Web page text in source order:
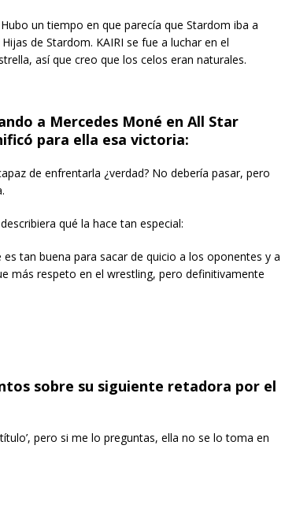
un tiempo en que parecía que Stardom iba a
de Stardom. KAIRI se fue a luchar en el
así que creo que los celos eran naturales.
a Mercedes Moné en All Star
para ella esa victoria:
de enfrentarla ¿verdad? No debería pasar, pero
qué la hace tan especial:
tan buena para sacar de quicio a los oponentes y a
más respeto en el wrestling, pero definitivamente
sobre su siguiente retadora por el
pero si me lo preguntas, ella no se lo toma en